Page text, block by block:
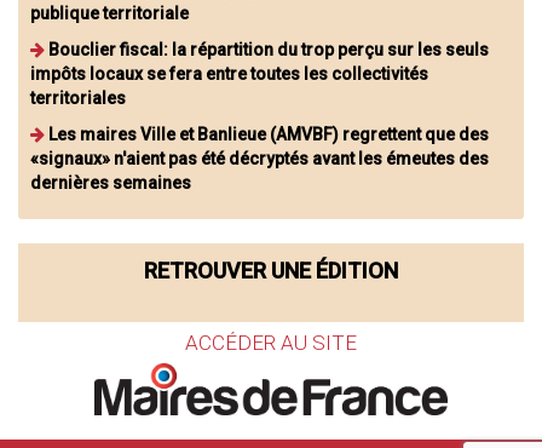
publique territoriale
Bouclier fiscal: la répartition du trop perçu sur les seuls
impôts locaux se fera entre toutes les collectivités
territoriales
Les maires Ville et Banlieue (AMVBF) regrettent que des
«signaux» n'aient pas été décryptés avant les émeutes des
dernières semaines
RETROUVER UNE ÉDITION
ACCÉDER AU SITE